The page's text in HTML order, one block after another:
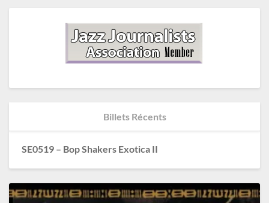
Billets Récents
SE0519 – Bop Shakers Exotica II